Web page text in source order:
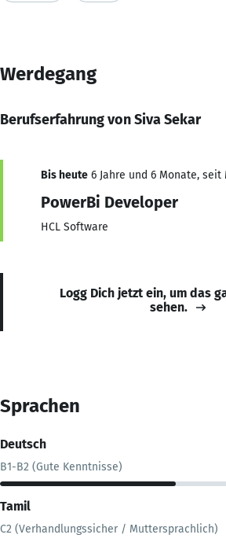
Werdegang
Berufserfahrung von Siva Sekar
Bis heute 6 Jahre und 6 Monate, seit
PowerBi Developer
HCL Software
Logg Dich jetzt ein, um das
sehen.
Sprachen
Deutsch
B1-B2 (Gute Kenntnisse)
Tamil
C2 (Verhandlungssicher / Muttersprachlich)